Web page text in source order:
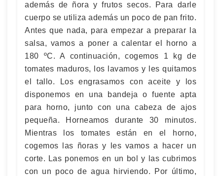
además de ñora y frutos secos. Para darle
cuerpo se utiliza además un poco de pan frito.
Antes que nada, para empezar a preparar la
salsa, vamos a poner a calentar el horno a
180 ºC. A continuación, cogemos 1 kg de
tomates maduros, los lavamos y les quitamos
el tallo. Los engrasamos con aceite y los
disponemos en una bandeja o fuente apta
para horno, junto con una cabeza de ajos
pequeña. Horneamos durante 30 minutos.
Mientras los tomates están en el horno,
cogemos las ñoras y les vamos a hacer un
corte. Las ponemos en un bol y las cubrimos
con un poco de agua hirviendo. Por último,